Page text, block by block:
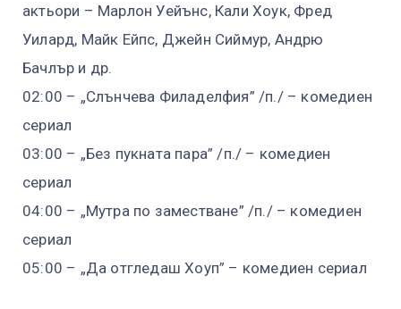
актьори – Марлон Уейънс, Кали Хоук, Фред
Уилард, Майк Ейпс, Джейн Сиймур, Андрю
Бачлър и др.
02:00 – „Слънчева Филаделфия” /п./ – комедиен
сериал
03:00 – „Без пукната пара” /п./ – комедиен
сериал
04:00 – „Мутра по заместване” /п./ – комедиен
сериал
05:00 – „Да отгледаш Хоуп” – комедиен сериал